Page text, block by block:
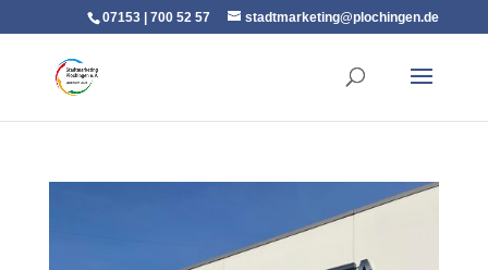
07153 | 700 52 57 stadtmarketing@plochingen.de